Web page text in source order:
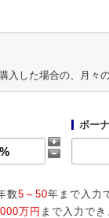
入した場合の、月々
ボー
数5～50年まで入力
万円 まで入力で